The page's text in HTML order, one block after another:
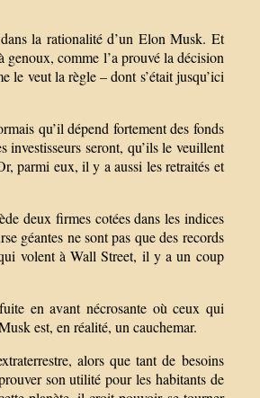
la rationalité d’un Elon Musk. Et
genoux, comme l’a prouvé la décision
le veut la règle – dont s’était jusqu’ici
qu’il dépend fortement des fonds
seront, qu’ils le veuillent
parmi eux, il y a aussi les retraités et
deux firmes cotées dans les indices
géantes ne sont pas que des records
volent à Wall Street, il y a un coup
en avant nécrosante où ceux qui
est, en réalité, un cauchemar.
alors que tant de besoins
son utilité pour les habitants de